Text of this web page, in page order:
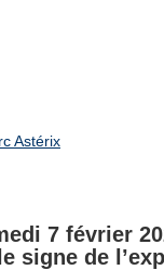
Astérix
7 février
signe de